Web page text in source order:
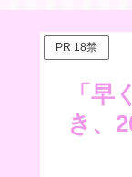
PR 18禁
「
き、